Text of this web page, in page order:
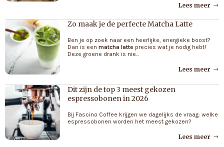
Lees meer
Zo maak je de perfecte Matcha Latte
Ben je op zoek naar een heerlijke, energieke boost?
Dan is een matcha latte precies wat je nodig hebt!
Deze groene drank is nie...
Lees meer
Dit zijn de top 3 meest gekozen
espressobonen in 2026
Bij Fascino Coffee krijgen we dagelijks de vraag: welke
espressobonen worden het meest gekozen?
Lees meer